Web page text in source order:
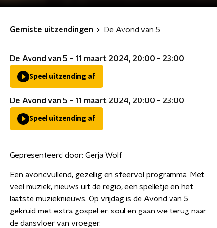
Gemiste uitzendingen De Avond van 5
De Avond van 5 - 11 maart 2024, 20:00 - 23:00
Speel uitzending af
De Avond van 5 - 11 maart 2024, 20:00 - 23:00
Speel uitzending af
Gepresenteerd door: Gerja Wolf
Een avondvullend, gezellig en sfeervol programma. Met
veel muziek, nieuws uit de regio, een spelletje en het
laatste muzieknieuws. Op vrijdag is de Avond van 5
gekruid met extra gospel en soul en gaan we terug naar
de dansvloer van vroeger.